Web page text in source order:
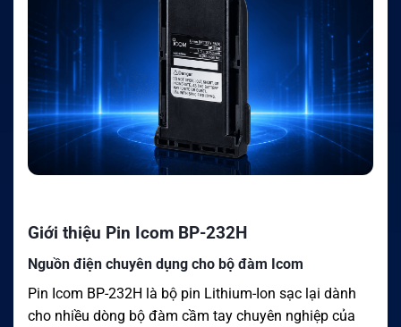
Giới thiệu Pin Icom BP-232H
Nguồn điện chuyên dụng cho bộ đàm Icom
Pin Icom BP-232H là bộ pin Lithium-Ion sạc lại dành
cho nhiều dòng bộ đàm cầm tay chuyên nghiệp của